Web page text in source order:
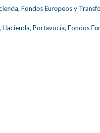
Fondos Europeos y
Portavocía, Fondos